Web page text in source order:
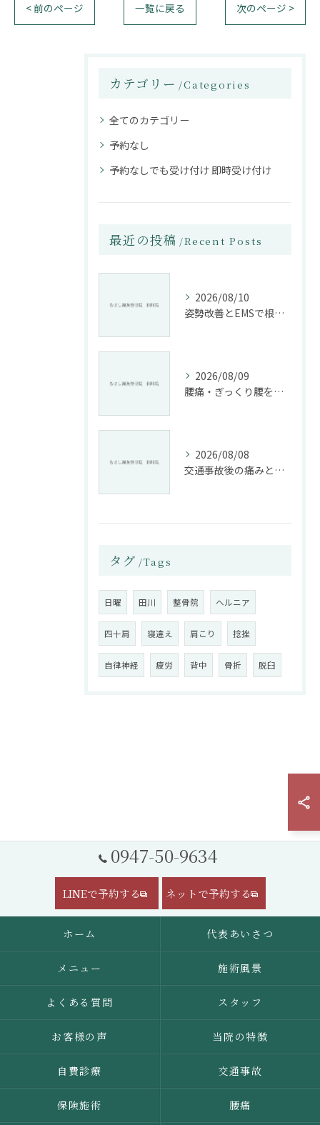
< 前のページ 一覧に戻る 次のページ >
カテゴリー Categories
全てのカテゴリー
予約なし
予約なしでも受け付け 即時受け付け
最近の投稿 Recent Posts
2026/08/10
姿勢改善とEMSで根本から腰痛ケアする整骨院の施術法
2026/08/09
腰痛・ぎっくり腰を根本改善する施術法とは
2026/08/08
交通事故後の痛みと姿勢改善に特化した整骨院の役割
タグ Tags
日曜 田川 整骨院 ヘルニア
四十肩 寝違え 肩こり 捻挫
自律神経 疲労 背中 骨折 脱臼
0947-50-9634
LINEで予約する ネットで予約する
ホーム 代表あいさつ
メニュー 施術風景
よくある質問 スタッフ
お客様の声 当院の特徴
自費診療 交通事故
保険施術 腰痛